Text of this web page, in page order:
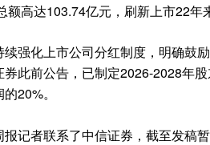
高达103.74亿元，刷新上市22年
强化上市公司分红制度，明确鼓
此前公告，已制定2026-2028年
20%。
记者联系了中信证券，截至发稿暂